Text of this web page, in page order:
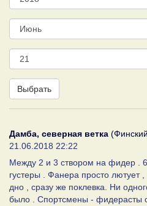
Месяц
День
Выбрать
Дамба, северная ветка
21.06.2018 22:22
Между 2 и 3 створом на фидер .
густеры . Фанера просто лютует
дно , сразу же поклевка. Ни
было . Спортсмены - фидерасты